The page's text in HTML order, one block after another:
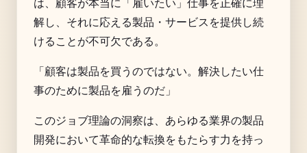
は、顧客が本当に「雇いたい」仕事を正確に理
解し、それに応える製品・サービスを提供し続
けることが不可欠である。
「顧客は製品を買うのではない。解決したい仕
事のために製品を雇うのだ」
このジョブ理論の洞察は、あらゆる業界の製品
開発において革命的な転換をもたらす力を持っ